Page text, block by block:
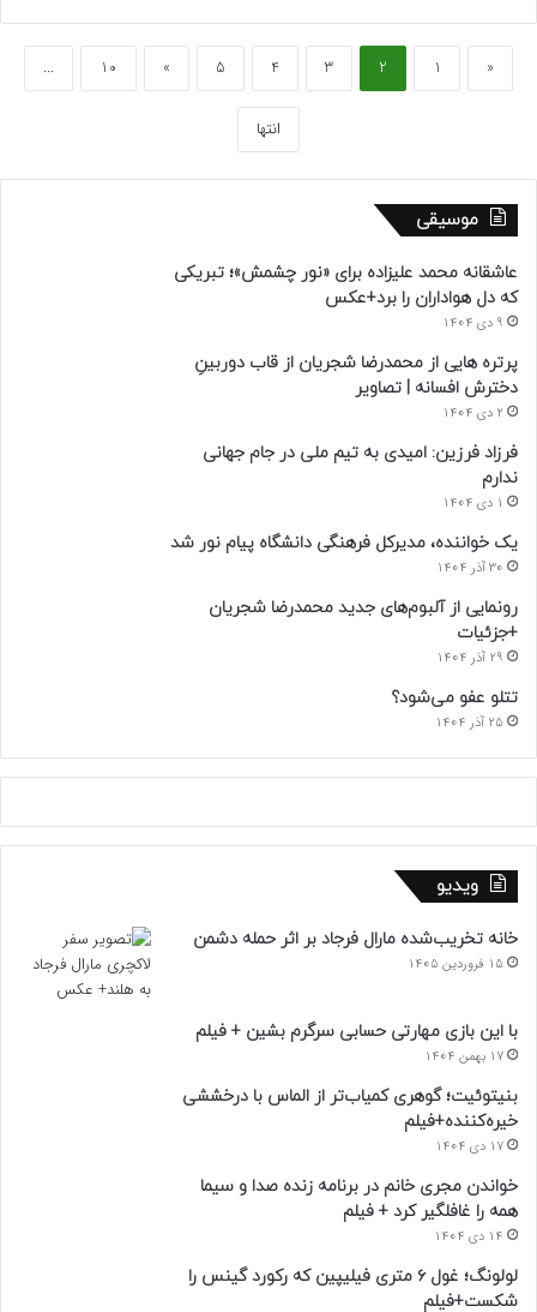
«
1
2
3
4
5
»
10
...
انتها
موسیقی
عاشقانه محمد علیزاده برای «نور چشمش»؛ تبریکی
که دل هواداران را برد+عکس
9 دی 1404
پرتره هایی از محمدرضا شجریان از قاب دوربینِ
دخترش افسانه | تصاویر
2 دی 1404
فرزاد فرزین: امیدی به تیم ملی در جام جهانی
ندارم
1 دی 1404
یک خواننده، مدیرکل فرهنگی دانشگاه پیام نور شد
30 آذر 1404
رونمایی از آلبوم‌های جدید محمدرضا شجریان
+جزئیات
29 آذر 1404
تتلو عفو می‌شود؟
25 آذر 1404
ویدیو
خانه تخریب‌شده مارال فرجاد بر اثر حمله دشمن
15 فروردین 1405
با این بازی مهارتی حسابی سرگرم بشین + فیلم
17 بهمن 1404
بنیتوئیت؛ گوهری کمیاب‌تر از الماس با درخششی
خیره‌کننده+فیلم
17 دی 1404
خواندن مجری خانم در برنامه زنده صدا و سیما
همه را غافلگیر کرد + فیلم
14 دی 1404
لولونگ؛ غول ۶ متری فیلیپین که رکورد گینس را
شکست+فیلم